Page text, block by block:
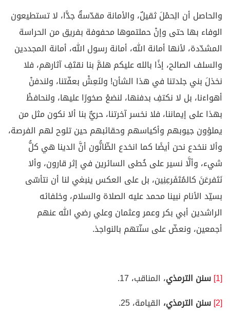
والحاصل أن الِحمْلَ ثقيلٌ، والأمانة مقدّسةٌ جدًّا، لا تستطيعون
الوفاء بها حتى وإنْ حملتموها محفوفة بفريق من الحراسة
المشدّدة، لأنها أمانة الله، أمانة رسول الله، أمانة المجددين
والسلف الصالح، إذًا بالله عليكم هلمَّ بنا نقتَفِ آثارهم، فلا
نخذلَ بني جلدتنا في هذا الشأن! ولنَعِشْ بعفّتنا، ولندفنْ
أهواءَنا، بل لا نكتفِ بدفنها، لنضعْ صخورًا عليها، ولنحافظْ
بهذا على إيماننا، فلا نخسر آخرتنا، حريٌّ بنا ألا نكون مثل من
يملؤون جيوبهم وأكياسهم وحقائبهم حين تلوح لهم الفرصة،
وألا ننخدع نحن أيضًا كما انخدع الظّانُّون أنَّ الدينا هي كلُّ
شيء، وألَّا نسير على خُطى السائرين في إثر قارون، وألا
نَتَفرعَنَ كالمُتَفَرعِنِين، بل على العكس ينبغي لنا أن نتأسّى
بسيّد الأنام نبينا محمد عليه الصلاة والسلام، وخلفائه
الراشدين أبي بكر وعمر وعثمان وعلي رضي الله عنهم
أجمعين، ونعضّ على سنّتهم بالنواجذ.
[1] سنن الترمذي، المناقب، 17.
[2] سنن الترمذي، القيامة، 25.